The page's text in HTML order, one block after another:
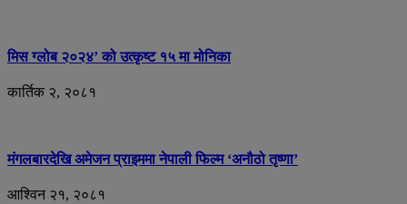
मिस ग्लोब २०२४’ को उत्कृष्ट १५ मा मोनिका
कार्तिक २, २०८१
मंगलबारदेखि अमेजन प्राइममा नेपाली फिल्म ‘अनौठो तृष्णा’
आश्विन २१, २०८१